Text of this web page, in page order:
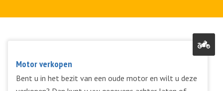
Motor verkopen
Bent u in het bezit van een oude motor en wilt u deze